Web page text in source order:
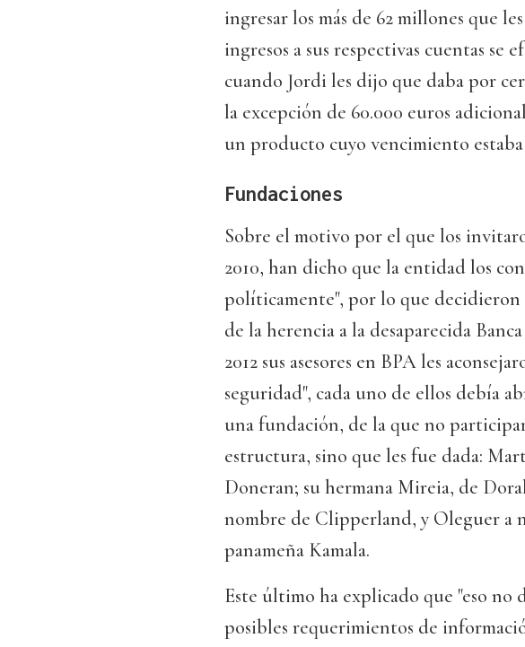
ingresar los más de 62 millones que
ingresos a sus respectivas cuentas se
cuando Jordi les dijo que daba por
la excepción de 60.000 euros
un producto cuyo vencimiento
Fundaciones
Sobre el motivo por el que los
2010, han dicho que la entidad los
políticamente", por lo que
de la herencia a la desaparecida
2012 sus asesores en BPA les
seguridad", cada uno de ellos debía
una fundación, de la que no
estructura, sino que les fue dada:
Doneran; su hermana Mireia, de
nombre de Clipperland, y Oleguer a
panameña Kamala.
Este último ha explicado que "eso no
posibles requerimientos de